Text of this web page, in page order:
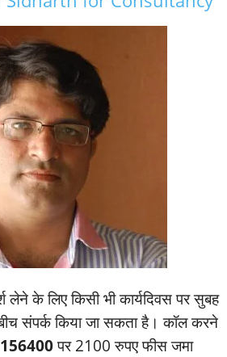
लेने के लिए किसी भी कार्यदिवस पर सुबह
संपर्क किया जा सकता है। कॉल करने
पर 2100 रुपए फीस जमा